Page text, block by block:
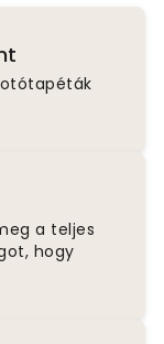
a teljes
hogy